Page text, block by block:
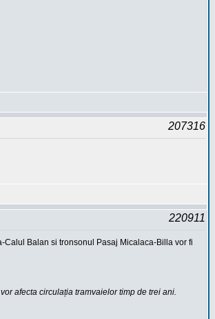
207316
220911
Balan si tronsonul Pasaj Micalaca-Billa vor fi
afecta circulația tramvaielor timp de trei ani.